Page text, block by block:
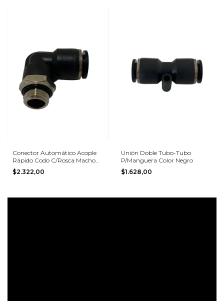
Conector Automático Acople
Rápido Codo C/Rosca Macho
(O'Ring)
$2.322,00
Unión Doble Tubo-Tubo
P/Manguera Color Negro
$1.628,00